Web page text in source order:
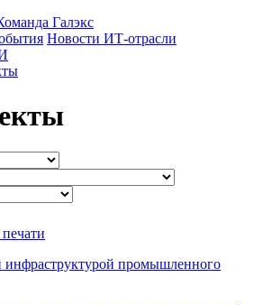
Галэкс
Новости ИТ-отрасли
инфраструктурой промышленного